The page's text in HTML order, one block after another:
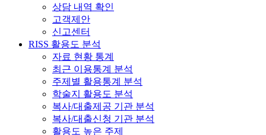
상담 내역 확인
고객제안
신고센터
RISS 활용도 분석
자료 현황 통계
최근 이용통계 분석
주제별 활용통계 분석
학술지 활용도 분석
복사/대출제공 기관 분석
복사/대출신청 기관 분석
활용도 높은 주제